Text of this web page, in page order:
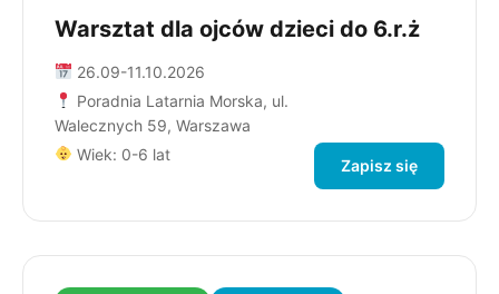
Warsztat dla ojców dzieci do 6.r.ż
26.09-11.10.2026
Poradnia Latarnia Morska, ul.
Walecznych 59, Warszawa
Wiek: 0-6 lat
Zapisz się